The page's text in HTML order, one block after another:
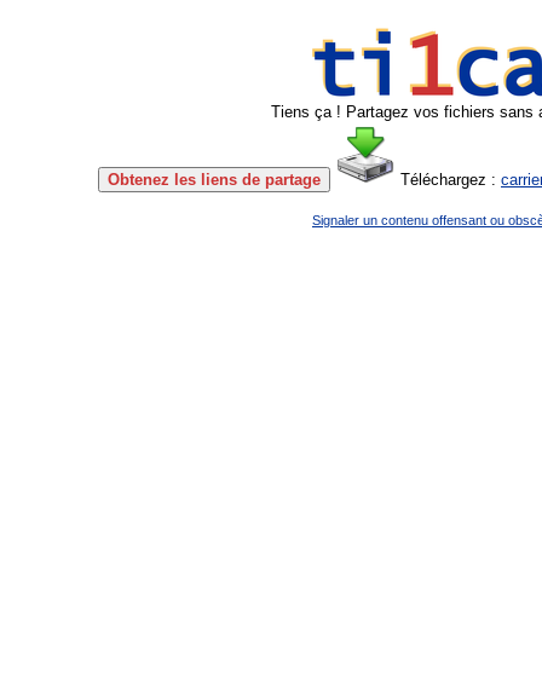
Tiens ça ! Partagez vos fichiers sans
Obtenez les liens de partage Téléchargez :
Signaler un contenu offensant ou